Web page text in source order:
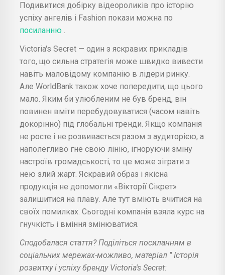
Подивитися добірку відеороликів про історію
успіху ангелів і Fashion покази можна по
посиланню .
Victoria's Secret — один з яскравих прикладів
того, що сильна стратегія може швидко вивести
навіть маловідому компанію в лідери ринку.
Але WorldBank також хоче попередити, що цього
мало. Яким би улюбленим не був бренд, він
повинен вміти перебудовуватися (часом навіть
докорінно) під глобальні тренди. Якщо компанія
не росте і не розвивається разом з аудиторією, а
наполегливо гне свою лінію, ігноруючи зміну
настроїв громадськості, то це може зіграти з
нею злий жарт. Яскравий образ і якісна
продукція не допомогли «Вікторії Сікрет»
залишитися на плаву. Але тут вміють вчитися на
своїх помилках. Сьогодні компанія взяла курс на
гнучкість і вміння змінюватися.
Сподобалася стаття? Поділіться посиланням в
соціальних мережах-можливо, матеріал " Історія
розвитку і успіху бренду Victoria's Secret: